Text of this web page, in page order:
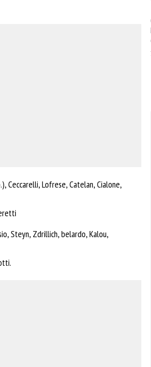
Ceccarelli, Lofrese, Catelan, Cialone,
Steyn, Zdrillich, belardo, Kalou,